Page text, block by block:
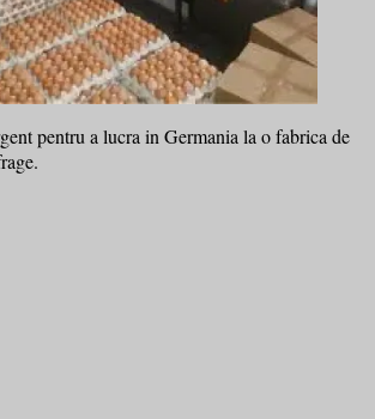
pentru a lucra in Germania la o fabrica de